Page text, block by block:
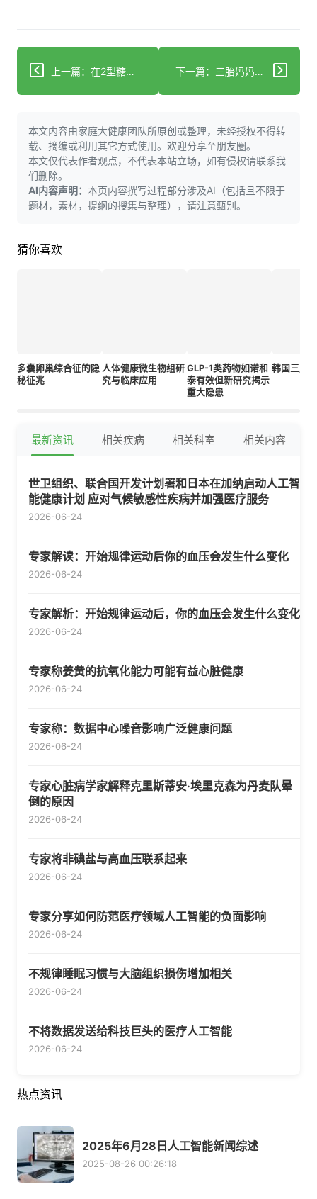
上一篇：在2型糖尿病发生前预防：威斯康星儿童医院糖尿病预防诊所内幕 下一篇：三胎妈妈哺乳时察觉异常后确诊癌症
本文内容由家庭大健康团队所原创或整理，未经授权不得转
载、摘编或利用其它方式使用。欢迎分享至朋友圈。
本文仅代表作者观点，不代表本站立场，如有侵权请联系我
们删除。
AI内容声明： 本页内容撰写过程部分涉及AI（包括且不限于
题材，素材，提纲的搜集与整理），请注意甄别。
猜你喜欢
多囊卵巢综合征的隐
秘征兆
人体健康微生物组研
究与临床应用
GLP-1类药物如诺和
泰有效但新研究揭示
重大隐患
韩国三成
最新资讯 相关疾病 相关科室 相关内容
世卫组织、联合国开发计划署和日本在加纳启动人工智
能健康计划 应对气候敏感性疾病并加强医疗服务
2026-06-24
专家解读：开始规律运动后你的血压会发生什么变化
2026-06-24
专家解析：开始规律运动后，你的血压会发生什么变化
2026-06-24
专家称姜黄的抗氧化能力可能有益心脏健康
2026-06-24
专家称：数据中心噪音影响广泛健康问题
2026-06-24
专家心脏病学家解释克里斯蒂安·埃里克森为丹麦队晕
倒的原因
2026-06-24
专家将非碘盐与高血压联系起来
2026-06-24
专家分享如何防范医疗领域人工智能的负面影响
2026-06-24
不规律睡眠习惯与大脑组织损伤增加相关
2026-06-24
不将数据发送给科技巨头的医疗人工智能
2026-06-24
热点资讯
2025年6月28日人工智能新闻综述
2025-08-26 00:26:18